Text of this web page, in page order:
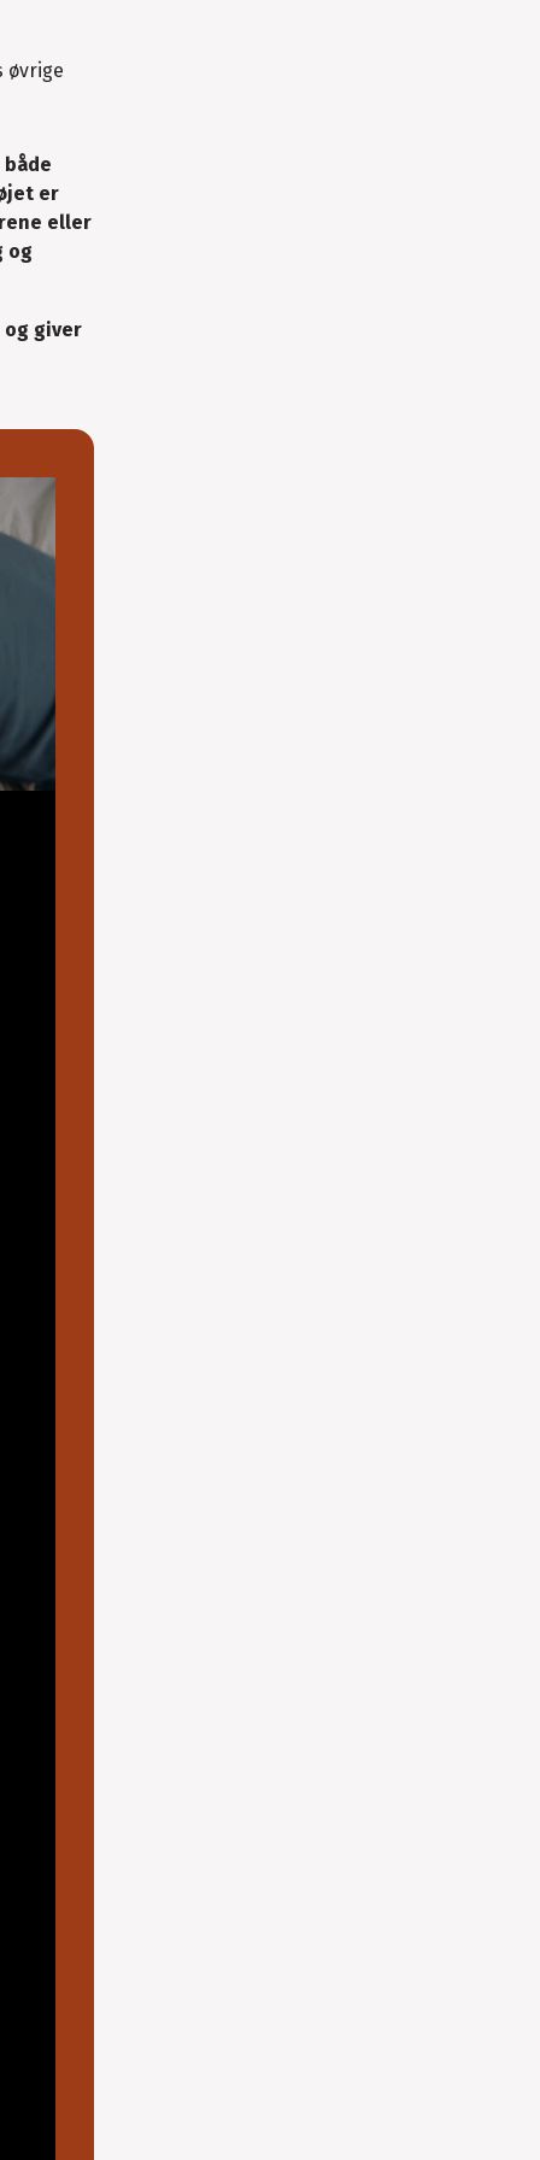
øvrige
er
eller
og
og giver